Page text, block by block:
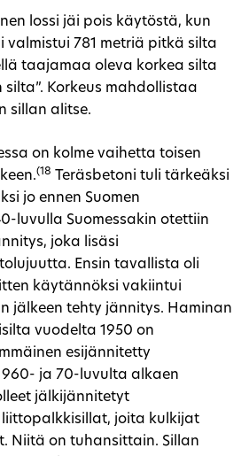
lossi jäi pois käytöstä, kun
valmistui 781 metriä pitkä silta
taajamaa oleva korkea silta
silta”. Korkeus mahdollistaa
sillan alitse.
on kolme vaihetta toisen
(18
Teräsbetoni tuli tärkeäksi
jo ennen Suomen
luvulla Suomessakin otettiin
joka lisäsi
Ensin tavallista oli
käytännöksi vakiintui
jälkeen tehty jännitys. Haminan
vuodelta 1950 on
esijännitetty
ja 70-luvulta alkaen
jälkijännitetyt
joita kulkijat
Niitä on tuhansittain. Sillan